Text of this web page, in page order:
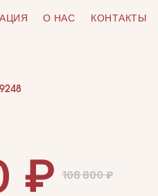
О НАС КОНТАКТЫ
₽ 108 800 ₽